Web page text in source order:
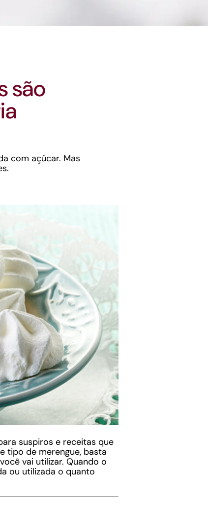
são
com açúcar. Mas
suspiros e receitas que
tipo de merengue, basta
vai utilizar. Quando o
ou utilizada o quanto